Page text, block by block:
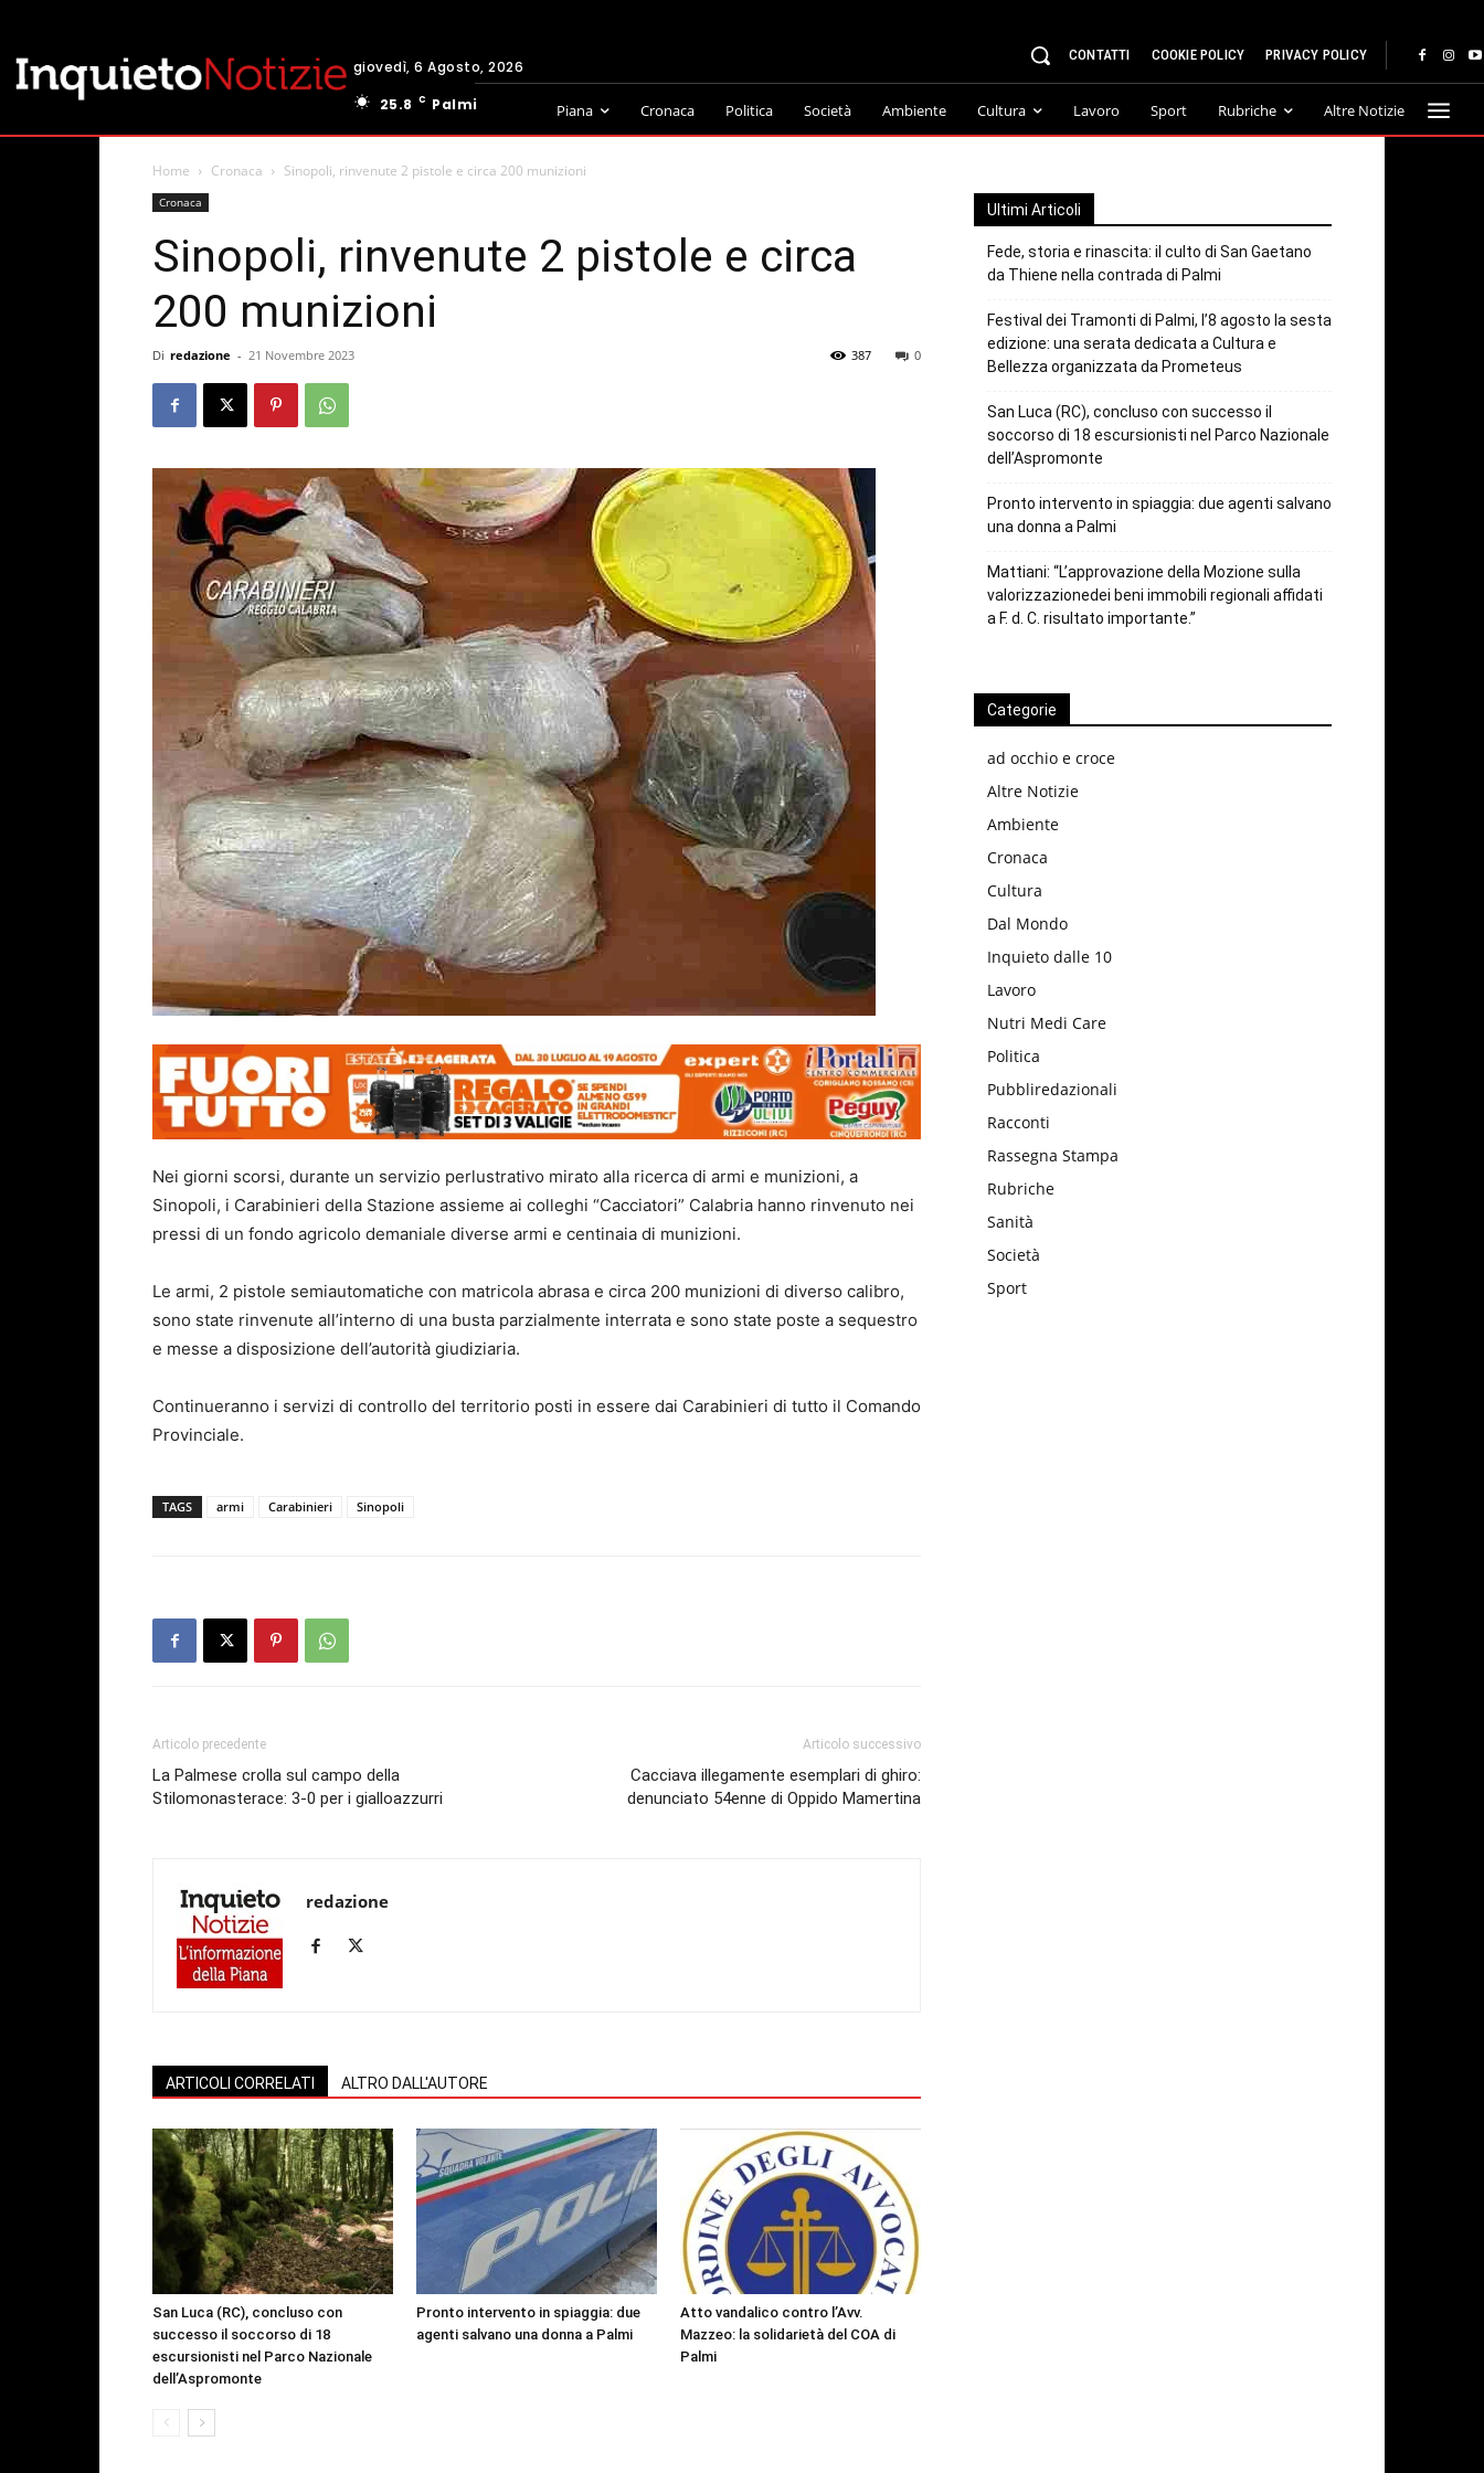
giovedì, 6 Agosto, 2026
25.8
C Palmi
CONTATTI COOKIE POLICY PRIVACY POLICY
Piana Cronaca Politica Società Ambiente Cultura Lavoro Sport Rubriche Altre Notizie
Home Cronaca Sinopoli, rinvenute 2 pistole e circa 200 munizioni
Cronaca
Sinopoli, rinvenute 2 pistole e circa
200 munizioni
Di redazione - 21 Novembre 2023 0
387
Nei giorni scorsi, durante un servizio perlustrativo mirato alla ricerca di armi e munizioni, a
Sinopoli, i Carabinieri della Stazione assieme ai colleghi “Cacciatori” Calabria hanno rinvenuto nei
pressi di un fondo agricolo demaniale diverse armi e centinaia di munizioni.
Le armi, 2 pistole semiautomatiche con matricola abrasa e circa 200 munizioni di diverso calibro,
sono state rinvenute all’interno di una busta parzialmente interrata e sono state poste a sequestro
e messe a disposizione dell’autorità giudiziaria.
Continueranno i servizi di controllo del territorio posti in essere dai Carabinieri di tutto il Comando
Provinciale.
TAGS armi Carabinieri Sinopoli
Articolo precedente
La Palmese crolla sul campo della
Stilomonasterace: 3-0 per i gialloazzurri
Articolo successivo
Cacciava illegamente esemplari di ghiro:
denunciato 54enne di Oppido Mamertina
redazione
ARTICOLI CORRELATI ALTRO DALL'AUTORE
San Luca (RC), concluso con
successo il soccorso di 18
escursionisti nel Parco Nazionale
dell’Aspromonte
Pronto intervento in spiaggia: due
agenti salvano una donna a Palmi
Atto vandalico contro l’Avv.
Mazzeo: la solidarietà del COA di
Palmi
Ultimi Articoli
Fede, storia e rinascita: il culto di San Gaetano
da Thiene nella contrada di Palmi
Festival dei Tramonti di Palmi, l’8 agosto la sesta
edizione: una serata dedicata a Cultura e
Bellezza organizzata da Prometeus
San Luca (RC), concluso con successo il
soccorso di 18 escursionisti nel Parco Nazionale
dell’Aspromonte
Pronto intervento in spiaggia: due agenti salvano
una donna a Palmi
Mattiani: “L’approvazione della Mozione sulla
valorizzazionedei beni immobili regionali affidati
a F. d. C. risultato importante.”
Categorie
ad occhio e croce
Altre Notizie
Ambiente
Cronaca
Cultura
Dal Mondo
Inquieto dalle 10
Lavoro
Nutri Medi Care
Politica
Pubbliredazionali
Racconti
Rassegna Stampa
Rubriche
Sanità
Società
Sport